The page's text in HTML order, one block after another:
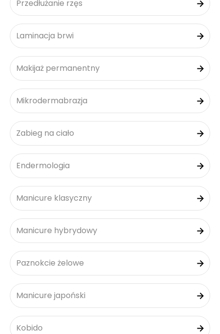
Przedłużanie rzęs
Laminacja brwi
Makijaż permanentny
Mikrodermabrazja
Zabieg na ciało
Endermologia
Manicure klasyczny
Manicure hybrydowy
Paznokcie żelowe
Manicure japoński
Kobido